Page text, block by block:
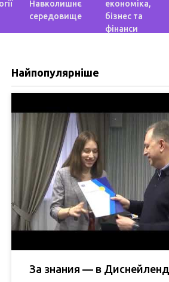
Навколишнє
середовище
економіка,
бізнес та
фінанси
Найпопулярніше
За знания — в Диснейленд